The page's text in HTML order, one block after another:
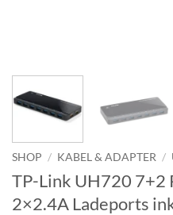
SHOP / KABEL & ADAPTER /
TP-Link UH720 7+2
2×2.4A Ladeports